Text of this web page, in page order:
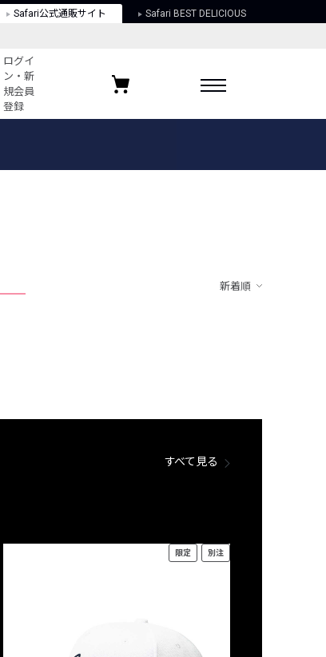
Safari公式通販サイト Safari BEST DELICIOUS
ログイ
ン・新
規会員
登録
お気に入りブランド
新着順
すべて見る
限定 別注